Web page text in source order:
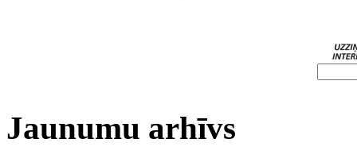
Jaunumu arhīvs